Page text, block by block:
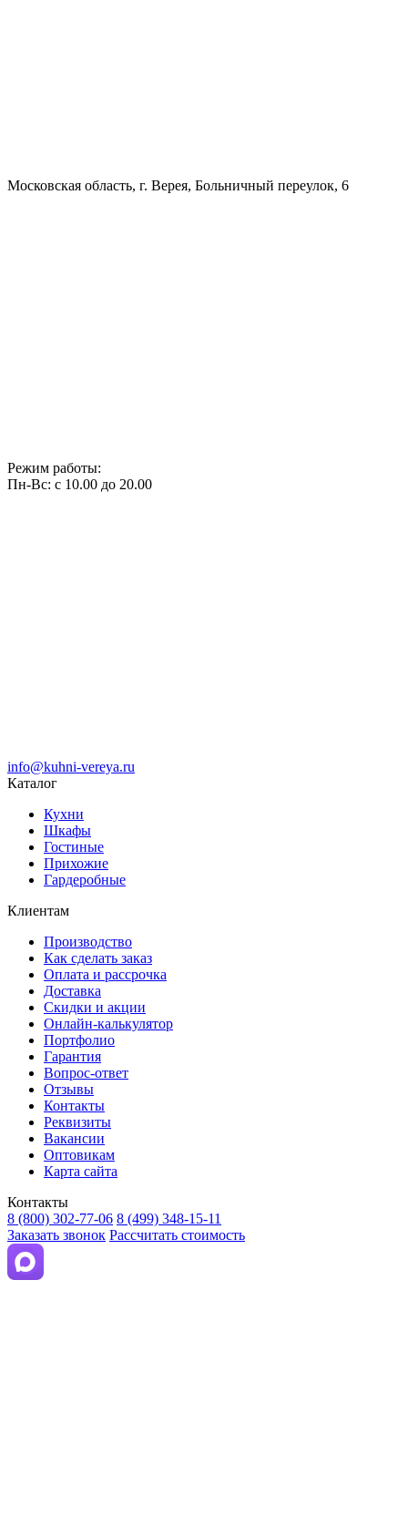
Московская область, г. Верея, Больничный переулок, 6
Режим работы:
Пн-Вс: с 10.00 до 20.00
info@kuhni-vereya.ru
Каталог
Кухни
Шкафы
Гостиные
Прихожие
Гардеробные
Клиентам
Производство
Как сделать заказ
Оплата и рассрочка
Доставка
Скидки и акции
Онлайн-калькулятор
Портфолио
Гарантия
Вопрос-ответ
Отзывы
Контакты
Реквизиты
Вакансии
Оптовикам
Карта сайта
Контакты
8 (800) 302-77-06 8 (499) 348-15-11
Заказать звонок Рассчитать стоимость